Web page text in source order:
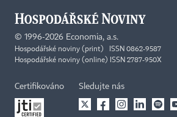
© 1996-2026 Economia, a.s.
Hospodářské noviny (print) ISSN 0862-9587
Hospodářské noviny (online) ISSN 2787-950X
Certifikováno Sledujte nás